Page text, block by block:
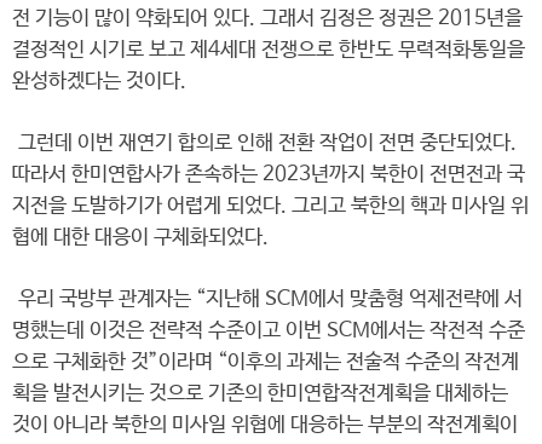
전 기능이 많이 약화되어 있다. 그래서 김정은 정권은 2015년을
결정적인 시기로 보고 제4세대 전쟁으로 한반도 무력적화통일을
완성하겠다는 것이다.
그런데 이번 재연기 합의로 인해 전환 작업이 전면 중단되었다.
따라서 한미연합사가 존속하는 2023년까지 북한이 전면전과 국
지전을 도발하기가 어렵게 되었다. 그리고 북한의 핵과 미사일 위
협에 대한 대응이 구체화되었다.
우리 국방부 관계자는 “지난해 SCM에서 맞춤형 억제전략에 서
명했는데 이것은 전략적 수준이고 이번 SCM에서는 작전적 수준
으로 구체화한 것”이라며 “이후의 과제는 전술적 수준의 작전계
획을 발전시키는 것으로 기존의 한미연합작전계획을 대체하는
것이 아니라 북한의 미사일 위협에 대응하는 부분의 작전계획이